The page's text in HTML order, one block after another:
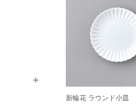
新輪花 ラウンド小皿